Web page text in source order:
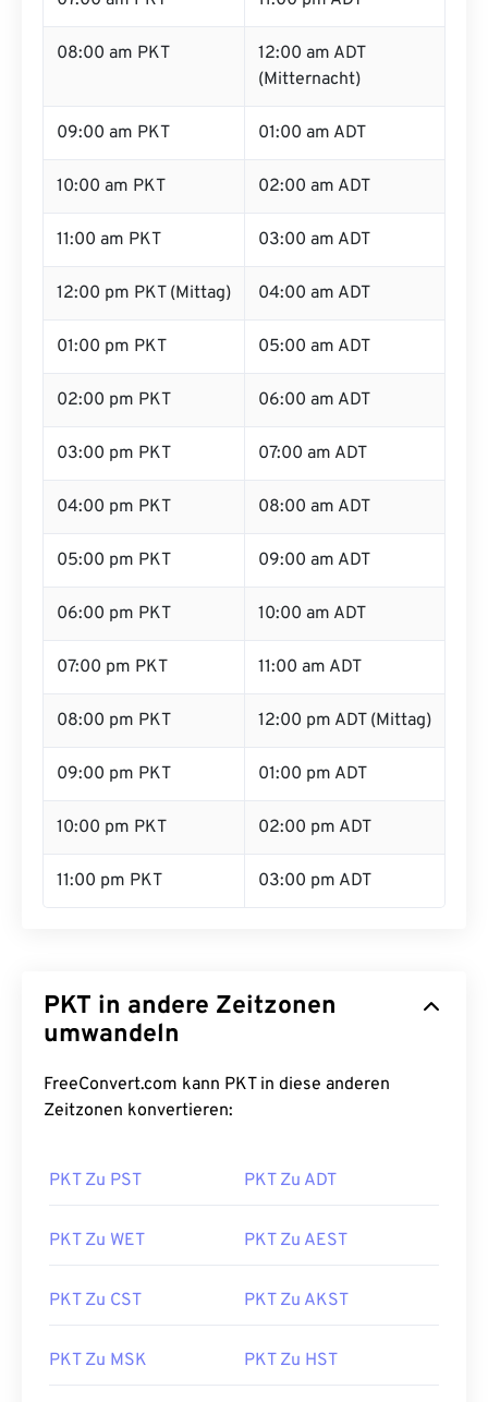
08:00 am PKT
12:00 am ADT
(Mitternacht)
09:00 am PKT 01:00 am ADT
10:00 am PKT 02:00 am ADT
11:00 am PKT 03:00 am ADT
12:00 pm PKT (Mittag) 04:00 am ADT
01:00 pm PKT 05:00 am ADT
02:00 pm PKT 06:00 am ADT
03:00 pm PKT 07:00 am ADT
04:00 pm PKT 08:00 am ADT
05:00 pm PKT 09:00 am ADT
06:00 pm PKT 10:00 am ADT
07:00 pm PKT 11:00 am ADT
08:00 pm PKT 12:00 pm ADT (Mittag)
09:00 pm PKT 01:00 pm ADT
10:00 pm PKT 02:00 pm ADT
11:00 pm PKT 03:00 pm ADT
PKT in andere Zeitzonen
umwandeln
FreeConvert.com kann PKT in diese anderen
Zeitzonen konvertieren:
PKT Zu PST PKT Zu ADT
PKT Zu WET PKT Zu AEST
PKT Zu CST PKT Zu AKST
PKT Zu MSK PKT Zu HST